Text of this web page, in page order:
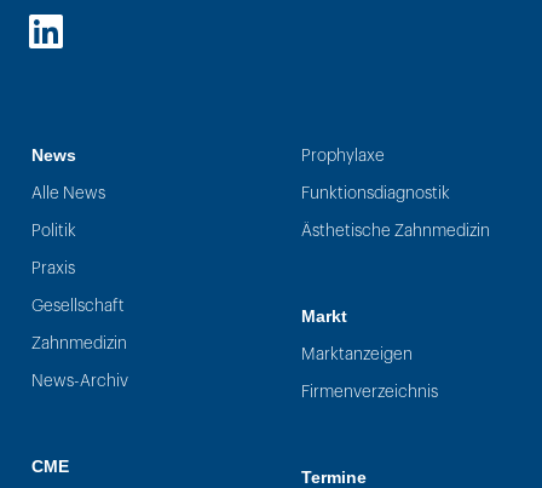
LinkedIn
News
Alle News
Politik
Praxis
Gesellschaft
Zahnmedizin
News-Archiv
CME
Prophylaxe
Funktionsdiagnostik
Ästhetische Zahnmedizin
Markt
Marktanzeigen
Firmenverzeichnis
Termine